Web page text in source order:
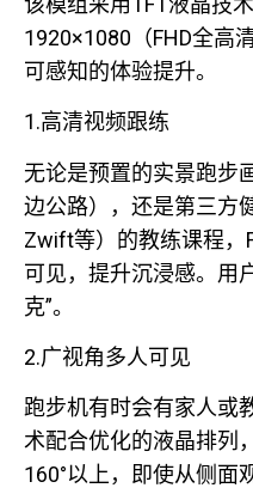
1920×1080（FHD全高
可感知的体验提升。
1.高清视频跟练
无论是预置的实景跑步
边公路），还是第三方
Zwift等）的教练课程，
可见，提升沉浸感。用
克”。
2.广视角多人可见
跑步机有时会有家人或
术配合优化的液晶排列
160°以上，即使从侧面